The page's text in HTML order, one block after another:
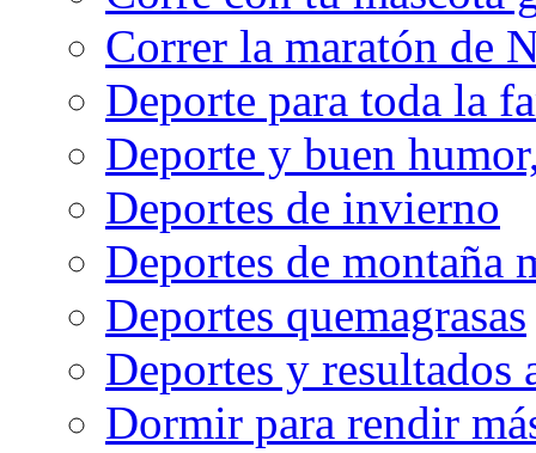
Correr la maratón de
Deporte para toda la
Deporte y buen
Deportes de invierno
Deportes de montaña
Deportes quemagrasas
Deportes y resultados
Dormir para rendir